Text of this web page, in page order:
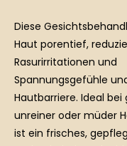
Diese
Haut porentief,
Rasurirritationen und
Spannungsgefühle
Hautbarriere. Ideal bei
unreiner oder müder
ist ein frisches,